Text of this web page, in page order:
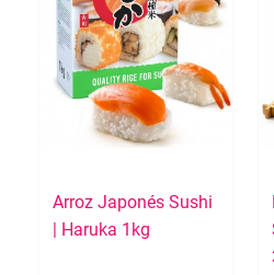
Arroz Japonés Sushi
| Haruka 1kg